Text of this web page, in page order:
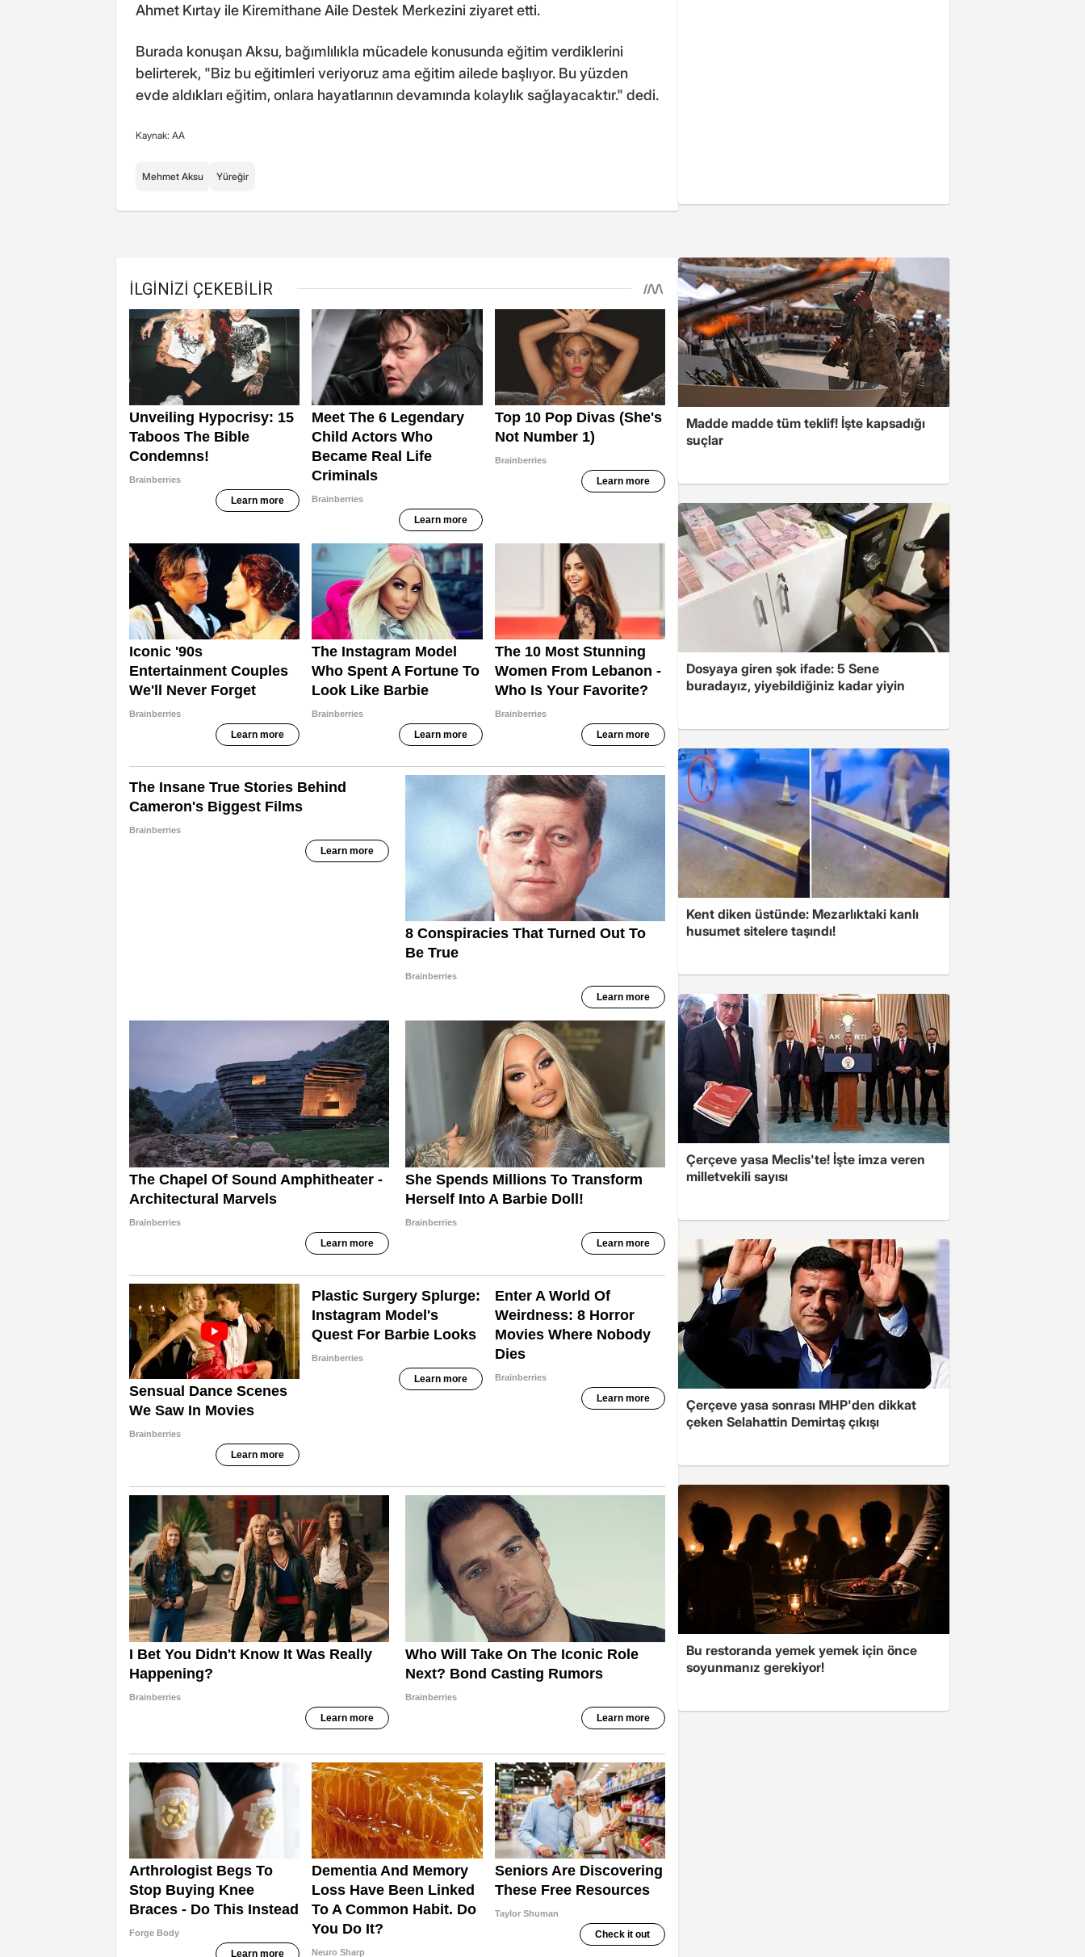
Ahmet Kırtay ile Kiremithane Aile Destek Merkezini ziyaret etti.
Burada konuşan Aksu, bağımlılıkla mücadele konusunda eğitim verdiklerini
belirterek, "Biz bu eğitimleri veriyoruz ama eğitim ailede başlıyor. Bu yüzden
evde aldıkları eğitim, onlara hayatlarının devamında kolaylık sağlayacaktır." dedi.
Kaynak: AA
Mehmet Aksu Yüreğir
Madde madde tüm teklif! İşte kapsadığı
suçlar
Dosyaya giren şok ifade: 5 Sene
buradayız, yiyebildiğiniz kadar yiyin
Kent diken üstünde: Mezarlıktaki kanlı
husumet sitelere taşındı!
Çerçeve yasa Meclis'te! İşte imza veren
milletvekili sayısı
Çerçeve yasa sonrası MHP'den dikkat
çeken Selahattin Demirtaş çıkışı
Bu restoranda yemek yemek için önce
soyunmanız gerekiyor!